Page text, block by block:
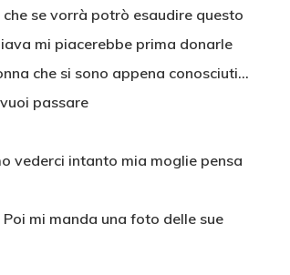
se vorrà potrò esaudire questo
mi piacerebbe prima donarle
che si sono appena conosciuti…
passare
vederci intanto mia moglie pensa
mi manda una foto delle sue